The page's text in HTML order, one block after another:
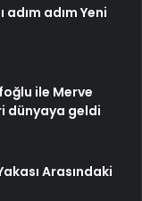
adım adım Yeni
ile Merve
dünyaya geldi
Arasındaki